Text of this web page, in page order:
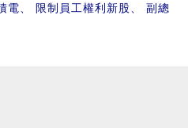
電 限制員工權利新股 副總